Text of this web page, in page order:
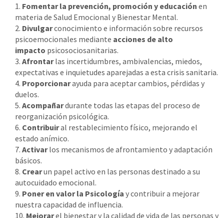
Fomentar la prevención, promoción y educación en
materia de Salud Emocional y Bienestar Mental.
Divulgarconocimiento e información sobre recursos
psicoemocionales mediante acciones de alto
impacto psicosociosanitarias.
Afrontarlas incertidumbres, ambivalencias, miedos,
expectativas e inquietudes aparejadas a esta crisis sanitaria.
Proporcionarayuda para aceptar cambios, pérdidas y
duelos.
Acompañardurante todas las etapas del proceso de
reorganización psicológica.
Contribuiral restablecimiento físico, mejorando el
estado anímico.
Activarlos mecanismos de afrontamiento y adaptación
básicos.
Crearun papel activo en las personas destinado a su
autocuidado emocional.
Poner en valor la Psicología y contribuir a mejorar
nuestra capacidad de influencia.
Mejorarel bienestar y la calidad de vida de las personas y